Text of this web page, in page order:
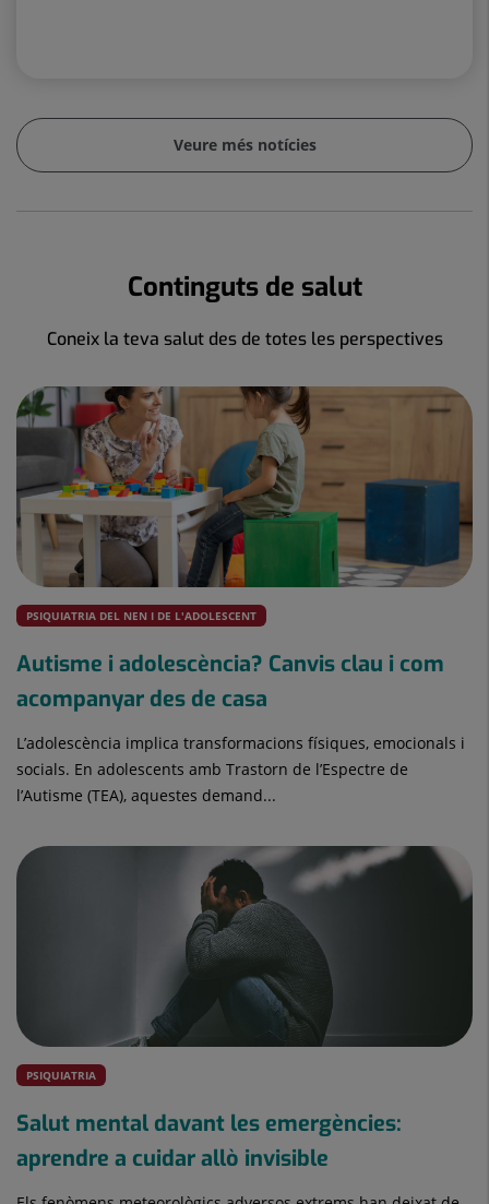
Veure més notícies
Continguts de salut
Coneix la teva salut des de totes les perspectives
Autisme i adolescència? Canvis clau i com
acompanyar des de casa
L’adolescència implica transformacions físiques, emocionals i
socials. En adolescents amb Trastorn de l’Espectre de
l’Autisme (TEA), aquestes demand...
PSIQUIATRIA DEL NEN I DE L'ADOLESCENT
Salut mental davant les emergències:
aprendre a cuidar allò invisible
PSIQUIATRIA